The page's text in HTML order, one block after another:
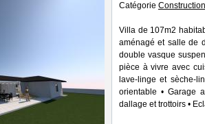
Catégorie
Villa de 107m2
aménagé et salle de
double vasque
pièce à vivre avec
lave-linge et sèche-
orientable • Garage
dallage et trottoirs •